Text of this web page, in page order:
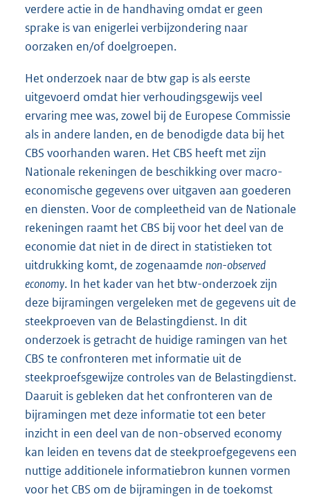
verdere actie in de handhaving omdat er geen
sprake is van enigerlei verbijzondering naar
oorzaken en/of doelgroepen.
Het onderzoek naar de btw gap is als eerste
uitgevoerd omdat hier verhoudingsgewijs veel
ervaring mee was, zowel bij de Europese Commissie
als in andere landen, en de benodigde data bij het
CBS voorhanden waren. Het CBS heeft met zijn
Nationale rekeningen de beschikking over macro-
economische gegevens over uitgaven aan goederen
en diensten. Voor de compleetheid van de Nationale
rekeningen raamt het CBS bij voor het deel van de
economie dat niet in de direct in statistieken tot
uitdrukking komt, de zogenaamde non-observed
economy. In het kader van het btw-onderzoek zijn
deze bijramingen vergeleken met de gegevens uit de
steekproeven van de Belastingdienst. In dit
onderzoek is getracht de huidige ramingen van het
CBS te confronteren met informatie uit de
steekproefsgewijze controles van de Belastingdienst.
Daaruit is gebleken dat het confronteren van de
bijramingen met deze informatie tot een beter
inzicht in een deel van de non-observed economy
kan leiden en tevens dat de steekproefgegevens een
nuttige additionele informatiebron kunnen vormen
voor het CBS om de bijramingen in de toekomst